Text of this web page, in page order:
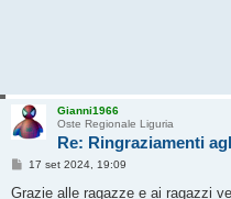
Gianni1966
Oste Regionale Liguria
Re: Ringraziamenti
M
s
17 set 2024, 19:09
Grazie alle ragazze e ai ragazzi